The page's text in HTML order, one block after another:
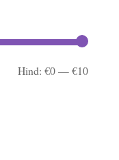
Hind:€0—€10